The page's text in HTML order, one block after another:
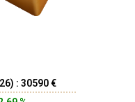
: 30590 €